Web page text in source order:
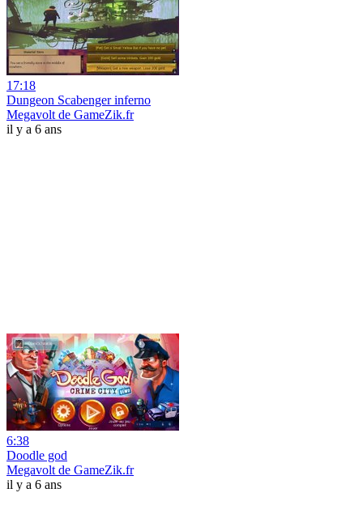
17:18
Dungeon Scabenger inferno
Megavolt de GameZik.fr
il y a 6 ans
6:38
Doodle god
Megavolt de GameZik.fr
il y a 6 ans